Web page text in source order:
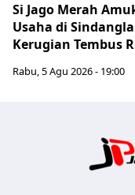
Si Jago Merah
Usaha di
Kerugian Tembus
Rabu, 5 Agu 2026 - 19:00